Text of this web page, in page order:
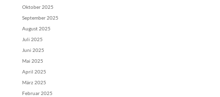
Oktober 2025
September 2025
August 2025
Juli 2025
Juni 2025
Mai 2025
April 2025
März 2025
Februar 2025